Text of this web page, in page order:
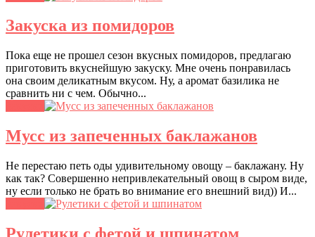
Закуска из помидоров
Пока еще не прошел сезон вкусных помидоров, предлагаю
приготовить вкуснейшую закуску. Мне очень понравилась
она своим деликатным вкусом. Ну, а аромат базилика не
сравнить ни с чем. Обычно...
Мусс из запеченных баклажанов
Не перестаю петь оды удивительному овощу – баклажану. Ну
как так? Совершенно непривлекательный овощ в сыром виде,
ну если только не брать во внимание его внешний вид)) И...